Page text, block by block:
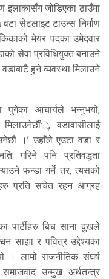
इलाकासँग जोडिएका ठाउँमा
सेटलाइट टाउन्स निर्माण
मेयर पदका उमेदवार
सेवा प्रविधियुक्त बनाउने
हुने व्यवस्था मिलाउने
पुगेका आचार्यले भन्नुभयो,
मिलाउनेछौं्, वडावासीलाई
।’ उहाँले एउटा वडा र
गरिने पनि प्रतिवद्धता
फन्डा गर्ने तर, त्यसको
प्रति सचेत रहन आग्रह
पार्टीहरु बिच साना दुखले
साझा र पवित्र उद्देश्यका
। लामो राजनीतिक संघर्ष
समाजवाद उन्मुख अर्थतन्त्र